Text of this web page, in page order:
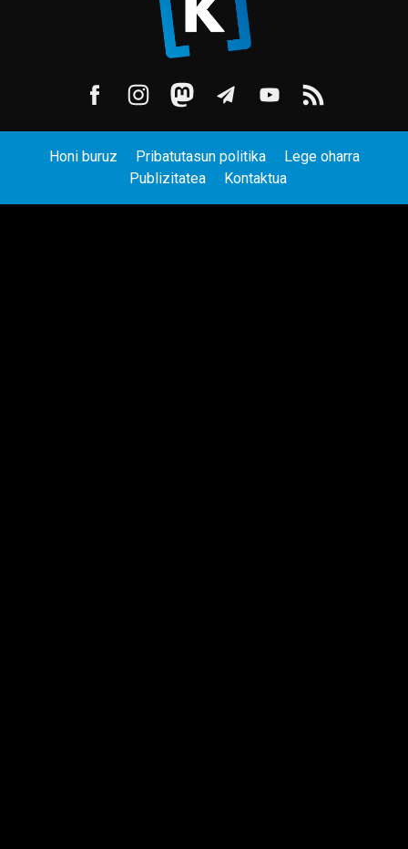
Honi buruz Pribatutasun politika
Lege oharra
Publizitatea
Kontaktua